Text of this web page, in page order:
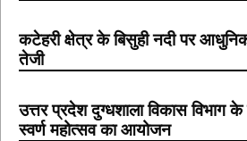
कटेहरी क्षेत्र के बिसुही नदी पर
तेजी
उत्तर प्रदेश दुग्धशाला विकास विभाग के
स्वर्ण महोत्सव का आयोजन